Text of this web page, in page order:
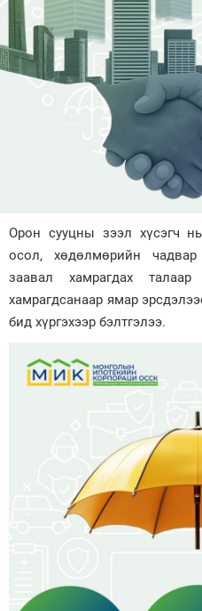
Зурхай
Орон сууцны зээл хүсэгч
осол, хөдөлмөрийн
заавал хамрагдах
хамрагдсанаар ямар
бид хүргэхээр бэлтгэлээ.